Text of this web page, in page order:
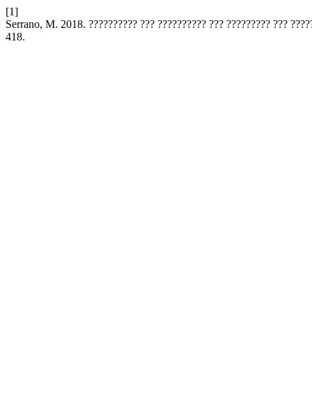
[1]
Serrano, M. 2018. ?????????? ??? ?????????? ??? ????????? ???
418.